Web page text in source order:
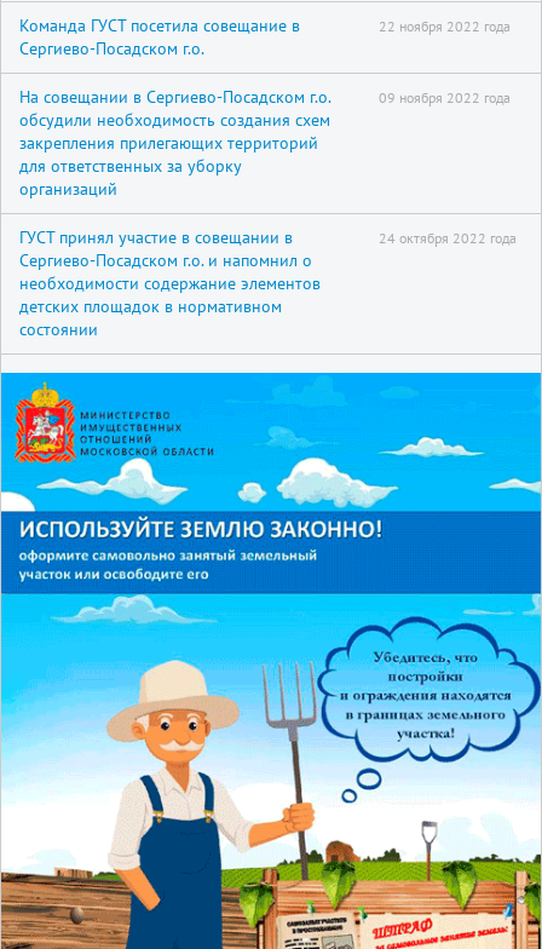
Команда ГУСТ посетила совещание в
Сергиево-Посадском г.о.
22 ноября 2022 года
На совещании в Сергиево-Посадском г.о.
обсудили необходимость создания схем
закрепления прилегающих территорий
для ответственных за уборку
организаций
09 ноября 2022 года
ГУСТ принял участие в совещании в
Сергиево-Посадском г.о. и напомнил о
необходимости содержание элементов
детских площадок в нормативном
состоянии
24 октября 2022 года